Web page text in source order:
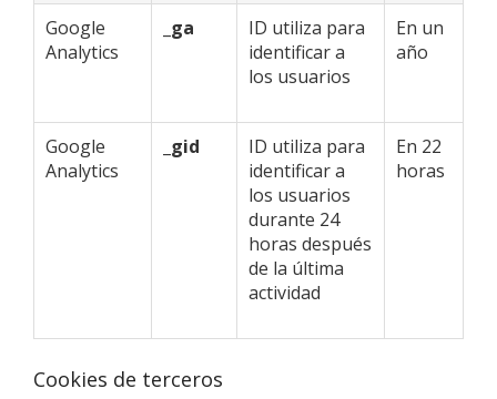
Google
Analytics
_ga
ID utiliza para
identificar a
los usuarios
En un
año
Google
Analytics
_gid
ID utiliza para
identificar a
los usuarios
durante 24
horas después
de la última
actividad
En 22
horas
Cookies de terceros